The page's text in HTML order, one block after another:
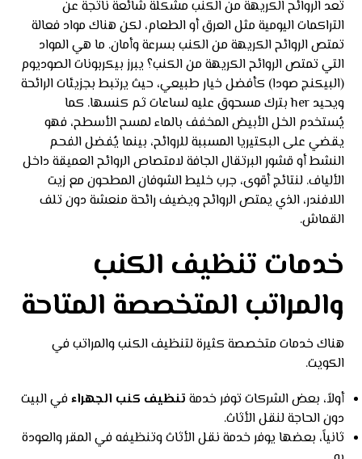
تُعد الروائح الكريهة من الكنب مشكلة شائعة ناتجة عن
التراكمات اليومية مثل العرق أو الطعام، لكن هناك مواد فعالة
تمتص الروائح الكريهة من الكنب بسرعة وأمان. ما هي المواد
التي تمتص الروائح الكريهة من الكنب؟ يبرز بيكربونات الصوديوم
(البيكنج صودا) كأفضل خيار طبيعي، حيث يرتبط بجزيئات الرائحة
ويحيد her بترك مسحوق عليه لساعات ثم كنسها. كما
يُستخدم الخل الأبيض المخفف بالماء لمسح الأسطح، فهو
يقضي على البكتيريا المسببة للروائح، بينما يُفضل الفحم
النشط أو قشور البرتقال الجافة لامتصاص الروائح العميقة داخل
الألياف. لنتائج أقوى، جرب خليط الشوفان المطحون مع زيت
اللافندر، الذي يمتص الروائح ويضيف رائحة منعشة دون تلف
القماش.
خدمات تنظيف الكنب
والمراتب المتخصصة المتاحة
هناك خدمات متخصصة كثيرة لتنظيف الكنب والمراتب في
الكويت.
أولاً، بعض الشركات توفر خدمة تنظيف كنب الجهراءفي البيت
دون الحاجة لنقل الأثاث.
ثانياً، بعضها يوفر خدمة نقل الأثاث وتنظيفه في المقر والعودة